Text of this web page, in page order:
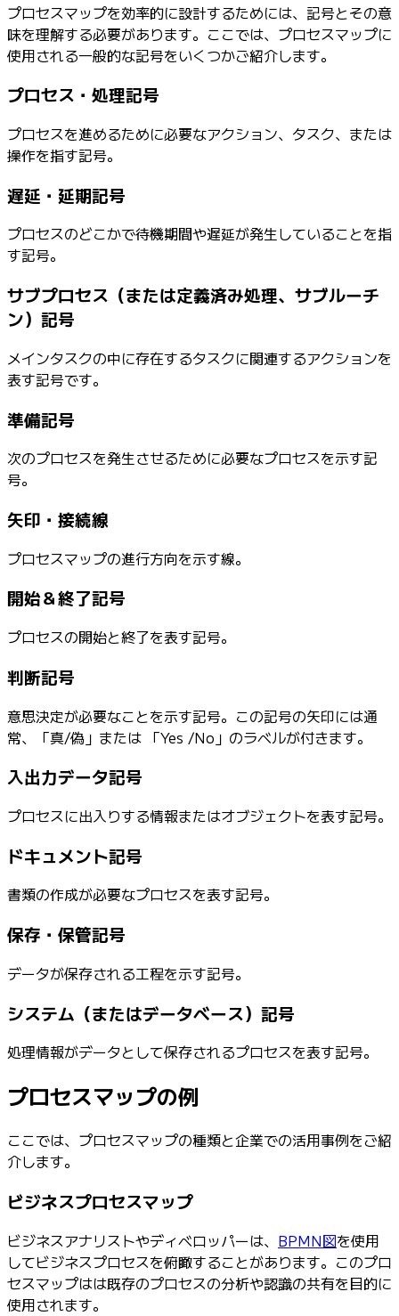
プロセスマップを効率的に設計するためには、記号とその意
味を理解する必要があります。ここでは、プロセスマップに
使用される一般的な記号をいくつかご紹介します。
プロセス・処理記号
プロセスを進めるために必要なアクション、タスク、または
操作を指す記号。
遅延・延期記号
プロセスのどこかで待機期間や遅延が発生していることを指
す記号。
サブプロセス（または定義済み処理、サブルーチ
ン）記号
メインタスクの中に存在するタスクに関連するアクションを
表す記号です。
準備記号
次のプロセスを発生させるために必要なプロセスを示す記
号。
矢印・接続線
プロセスマップの進行方向を示す線。
開始＆終了記号
プロセスの開始と終了を表す記号。
判断記号
意思決定が必要なことを示す記号。この記号の矢印には通
常、「真/偽」または 「Yes /No」のラベルが付きます。
入出力データ記号
プロセスに出入りする情報またはオブジェクトを表す記号。
ドキュメント記号
書類の作成が必要なプロセスを表す記号。
保存・保管記号
データが保存される工程を示す記号。
システム（またはデータベース）記号
処理情報がデータとして保存されるプロセスを表す記号。
プロセスマップの例
ここでは、プロセスマップの種類と企業での活用事例をご紹
介します。
ビジネスプロセスマップ
ビジネスアナリストやディベロッパーは、 BPMN図を使用
してビジネスプロセスを俯瞰することがあります。このプロ
セスマップはは既存のプロセスの分析や認識の共有を目的に
使用されます。